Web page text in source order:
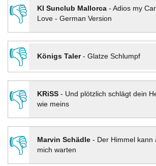
👎
KI Sunclub Mallorca- Adios my
Love - German Version
👎
Königs Taler- Glatze Schlumpf
👎
KRiSS- Und plötzlich schlägt dein
wie meins
👎 Marvin Schädle- Der Himmel kann
mich warten